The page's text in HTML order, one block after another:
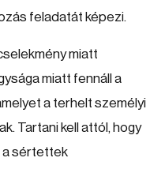
feladatát képezi.
miatt
miatt fennáll a
a terhelt személyi
Tartani kell attól, hogy
a sértettek